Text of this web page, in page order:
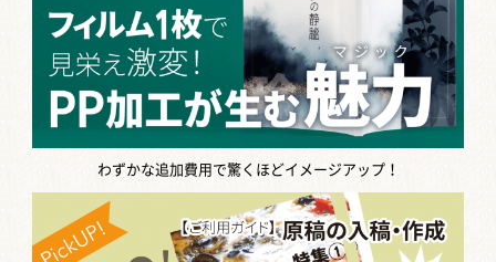
わずかな追加費用で驚くほどイメージアップ！